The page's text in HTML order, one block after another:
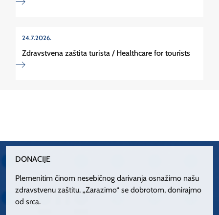
24.7.2026.
Zdravstvena zaštita turista / Healthcare for tourists
DONACIJE
Plemenitim činom nesebičnog darivanja osnažimo našu
zdravstvenu zaštitu. „Zarazimo“ se dobrotom, donirajmo
od srca.